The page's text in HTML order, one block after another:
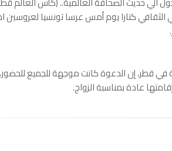
الثقافي كتارا يوم أمس عرسا تونسيا لعروسين
في قطر، إن الدعوة كانت موجهة للجميع
عادة بمناسبة الزواج.